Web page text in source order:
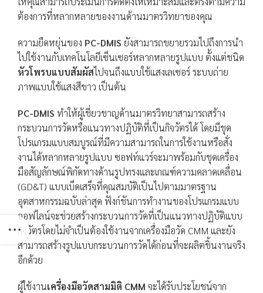
ต้องการที่หลากหลายของงานด้านมาตรวิทยาของคุณ
ความยืดหยุ่นของ PC-DMIS ยังสามารถขยายรวมไปถึงการนำ
ไปใช้งานกับเทคโนโลยีเซ็นเซอร์หลากหลายรูปแบบ ตั้งแต่ชนิด
หัวโพรบแบบสัมผัสไปจนถึงแบบใช้แสงเลเซอร์ ระบบถ่าย
ภาพแบบใช้แสงสีขาว เป็นต้น
PC-DMIS ทำให้ผู้เชี่ยวชาญด้านมาตรวิทยาสามารถสร้าง
กระบวนการวัดหรือแนวทางปฏิบัติที่เป็นกิจวัตรได้ โดยมีชุด
โปรแกรมแบบสมบูรณ์ที่มีความสามารถในการใช้งานหรือสั่ง
งานได้หลากหลายรูปแบบ ซอฟท์แวร์จะมาพร้อมกับชุดเครื่อง
มือสัญลักษณ์พิกัดทางด้านรูปทรงและเกณฑ์ความคลาดเคลื่อน
(GD&T) แบบเบ็ดเสร็จที่คุณสมบัติเป็นไปตามมาตรฐาน
อุตสาหกรรมฉบับล่าสุด ฟังก์ชันการทำงานของโปรแกรมแบบ
ออฟไลน์จะช่วยสร้างกระบวนการวัดที่เป็นแนวทางปฏิบัติแบบ
กิจวัตรโดยไม่จำเป็นต้องใช้งานจากเครื่องมือวัด CMM และยัง
สามารถสร้างรูปแบบกระบวนการวัดได้ก่อนที่จะผลิตชิ้นงานจริง
อีกด้วย
ผู้ใช้งานเครื่องมือวัดสามมิติ CMM จะได้รับประโยชน์จาก